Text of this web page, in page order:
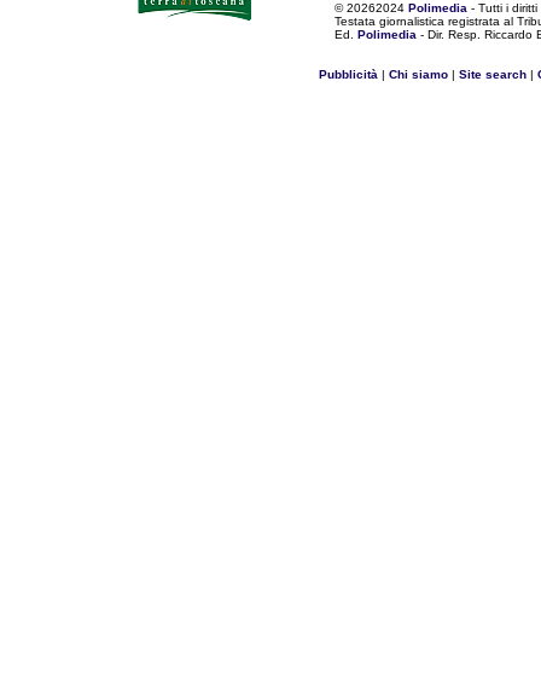
©20262024 Polimedia - Tutti i diritti
Testata giornalistica registrata al
Ed. Polimedia - Dir. Resp. Riccardo
Pubblicità | Chi siamo | Site search |